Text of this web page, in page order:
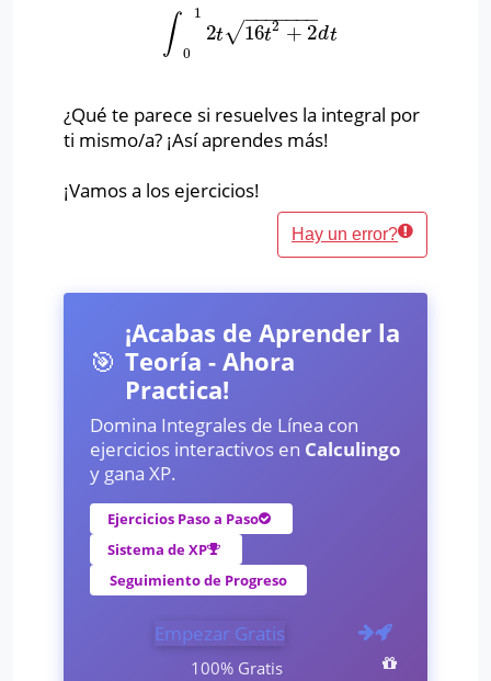
∫ 1
0
2t 16t2 + 2
− −
−−−−−
√ dt
¿Qué te parece si resuelves la integral por
ti mismo/a? ¡Así aprendes más!
¡Vamos a los ejercicios!
Hay un error?
🎯
¡Acabas de Aprender la
Teoría - Ahora
Practica!
Domina Integrales de Línea con
ejercicios interactivos en Calculingo
y gana XP.
Ejercicios Paso a Paso
Sistema de XP
Seguimiento de Progreso
Empezar Gratis
100% Gratis